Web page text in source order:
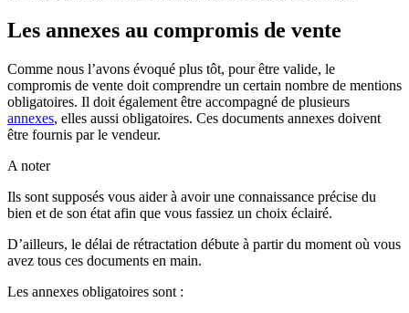
Les annexes au compromis de vente
Comme nous l’avons évoqué plus tôt, pour être valide, le
compromis de vente doit comprendre un certain nombre de mentions
obligatoires. Il doit également être accompagné de plusieurs
annexes, elles aussi obligatoires. Ces documents annexes doivent
être fournis par le vendeur.
A noter
Ils sont supposés vous aider à avoir une connaissance précise du
bien et de son état afin que vous fassiez un choix éclairé.
D’ailleurs, le délai de rétractation débute à partir du moment où vous
avez tous ces documents en main.
Les annexes obligatoires sont :